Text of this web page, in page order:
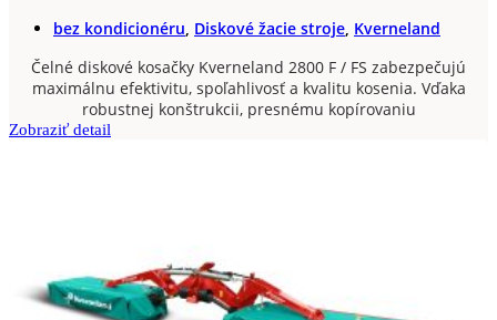
bez kondicionéru, Diskové žacie stroje, Kverneland
Čelné diskové kosačky Kverneland 2800 F / FS zabezpečujú
maximálnu efektivitu, spoľahlivosť a kvalitu kosenia. Vďaka
robustnej konštrukcii, presnému kopírovaniu
Zobraziť detail